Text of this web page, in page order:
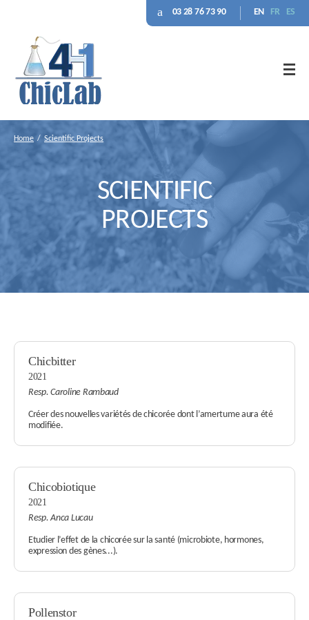
03 28 76 73 90 EN FR ES
Home Scientific Projects
SCIENTIFIC
PROJECTS
Chicbitter
2021
Resp. Caroline Rambaud
Créer des nouvelles variétés de chicorée dont l’amertume aura été
modifiée.
Chicobiotique
2021
Resp. Anca Lucau
Etudier l’effet de la chicorée sur la santé (microbiote, hormones,
expression des gènes...).
Pollenstor